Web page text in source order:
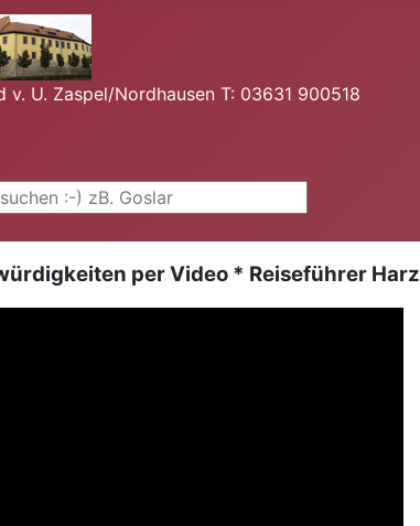
v. U. Zaspel/Nordhausen T: 03631 900518
per Video * Reiseführer Harz